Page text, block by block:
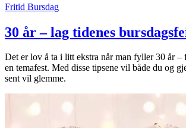
Fritid Bursdag
30 år – lag tidenes
Det er lov å ta i litt ekstra når man fyller 30 år –
en temafest. Med disse tipsene vil både du og
sent vil glemme.